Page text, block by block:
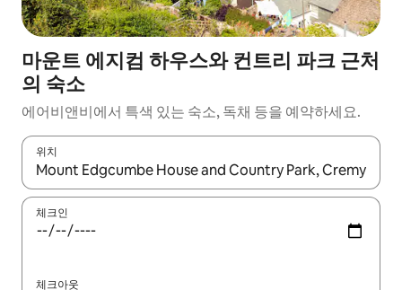
마운트 에지컴 하우스와 컨트리 파크 근처
의 숙소
에어비앤비에서 특색 있는 숙소, 독채 등을 예약하세요.
위치
결과가 나오면 위·아래 화살표 키를 사용하거나 터치 또는 스와이
체크인
체크아웃